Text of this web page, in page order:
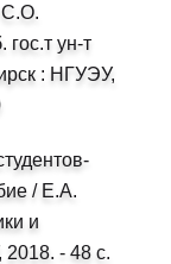
С.О.
ун-т
: НГУЭУ,
/ Е.А.
и
- 48 с.